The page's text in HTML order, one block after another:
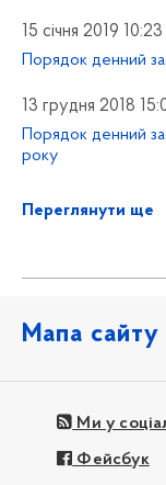
15 січня 2019 10:23
Порядок денний
13 грудня 2018
Порядок денний
року
Переглянути ще
Мапа сайту
Ми у
Фейсбук